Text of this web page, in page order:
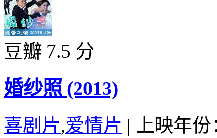
豆瓣 7.5 分
婚纱照 (2013)
喜剧片,爱情片 |
上映年